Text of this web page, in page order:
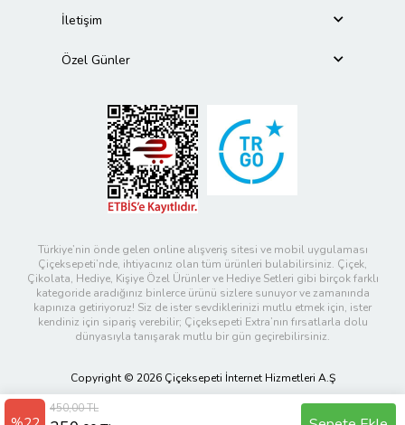
450,00 TL
İletişim
Özel Günler
Türkiye’nin önde gelen online alışveriş sitesi ve mobil uygulaması
Çiçeksepeti’nde, ihtiyacınız olan tüm ürünleri bulabilirsiniz. Çiçek,
Çikolata, Hediye, Kişiye Özel Ürünler ve Hediye Setleri gibi birçok farklı
kategoride aradığınız binlerce ürünü sizlere sunuyor ve zamanında
kapınıza getiriyoruz! Siz de ister sevdiklerinizi mutlu etmek için, ister
kendiniz için sipariş verebilir; Çiçeksepeti Extra’nın fırsatlarla dolu
dünyasıyla tanışarak mutlu bir gün geçirebilirsiniz.
Copyright © 2026 Çiçeksepeti İnternet Hizmetleri A.Ş